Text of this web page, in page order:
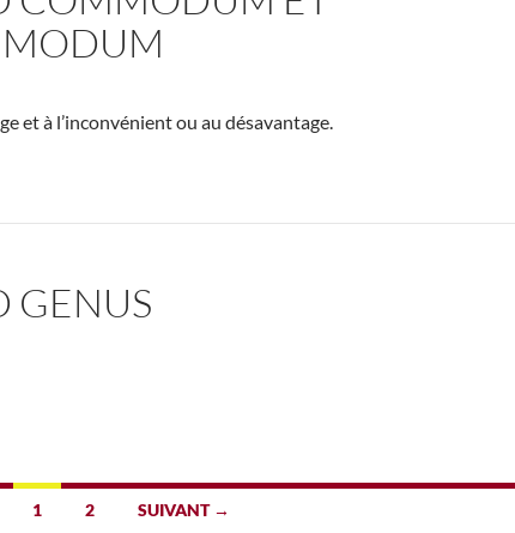
et à l’inconvénient ou au désavantage.
GENUS
1 2 SUIVANT →